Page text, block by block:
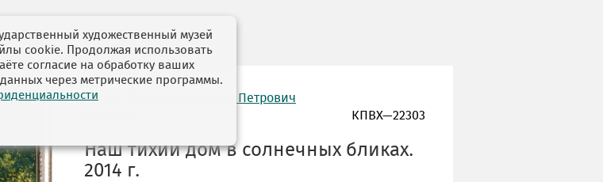
автор: Рыбкин Анатолий Петрович
КПВХ—22303
Наш тихий дом в солнечных бликах.
2014 г.
художественный музей
cookie. Продолжая использовать
согласие на обработку ваших
через метрические программы.